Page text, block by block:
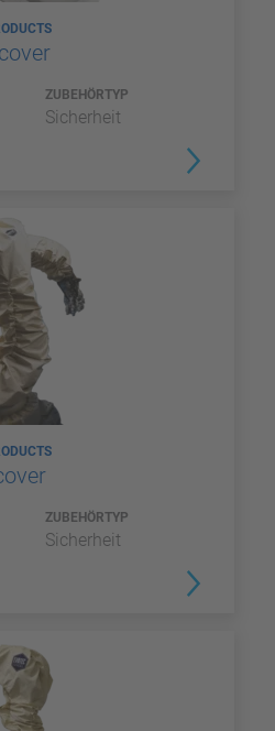
ZUBEHÖRTYP
Sicherheit
ZUBEHÖRTYP
Sicherheit